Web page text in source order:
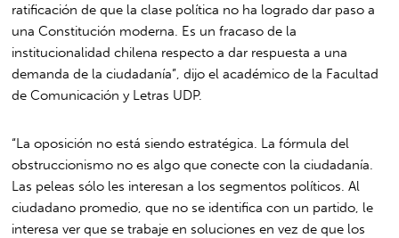
ratificación de que la clase política no ha logrado dar paso a
una Constitución moderna. Es un fracaso de la
institucionalidad chilena respecto a dar respuesta a una
demanda de la ciudadanía”, dijo el académico de la Facultad
de Comunicación y Letras UDP.
“La oposición no está siendo estratégica. La fórmula del
obstruccionismo no es algo que conecte con la ciudadanía.
Las peleas sólo les interesan a los segmentos políticos. Al
ciudadano promedio, que no se identifica con un partido, le
interesa ver que se trabaje en soluciones en vez de que los